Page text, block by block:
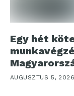
Egy hét
AUGUSZTUS 5, 2026